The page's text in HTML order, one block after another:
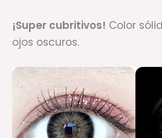
¡Super cubritivos! Color
ojos oscuros.